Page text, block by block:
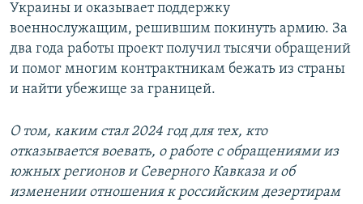
Украины и оказывает поддержку
военнослужащим, решившим покинуть армию. За
два года работы проект получил тысячи обращений
и помог многим контрактникам бежать из страны
и найти убежище за границей.
О том, каким стал 2024 год для тех, кто
отказывается воевать, о работе с обращениями из
южных регионов и Северного Кавказа и об
изменении отношения к российским дезертирам